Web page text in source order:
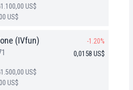
US$
US$
(IVfun) -1.20%
0,0158 US$
US$
US$